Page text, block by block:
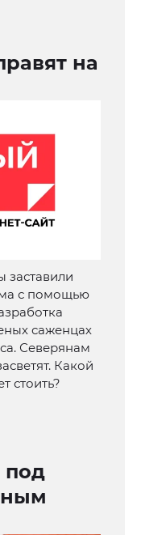
на
с помощью
саженцах
Северянам
Какой
стоить?
под